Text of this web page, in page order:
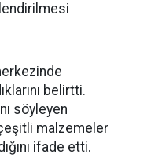
belirtti.
söyleyen
malzemeler
ifade etti.